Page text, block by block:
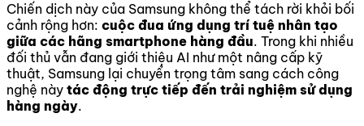
Chiến dịch này của Samsung không thể tách rời khỏi bối
cảnh rộng hơn: cuộc đua ứng dụng trí tuệ nhân tạo
giữa các hãng smartphone hàng đầu. Trong khi nhiều
đối thủ vẫn đang giới thiệu AI như một nâng cấp kỹ
thuật, Samsung lại chuyển trọng tâm sang cách công
nghệ này tác động trực tiếp đến trải nghiệm sử dụng
hàng ngày.